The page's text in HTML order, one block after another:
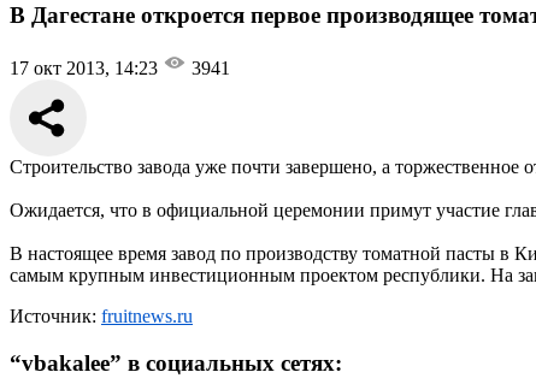
В Дагестане откроется первое производящее
17 окт 2013, 14:23 3941
Строительство завода уже почти завершено, а торжественное
Ожидается, что в официальной церемонии примут участие
В настоящее время завод по производству томатной пасты в
самым крупным инвестиционным проектом республики. На
Источник: fruitnews.ru
“vbakalee” в социальных сетях: